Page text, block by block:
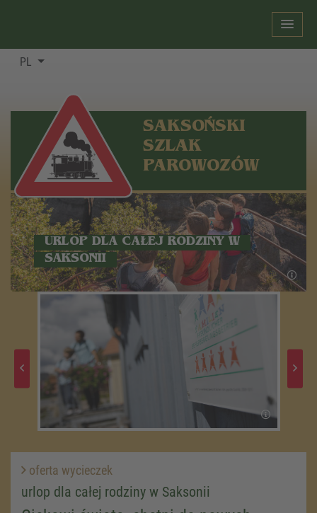
PL
SAKSOŃSKI
SZLAK
PAROWOZÓW
URLOP DLA CAŁEJ RODZINY W
SAKSONII
oferta wycieczek
urlop dla całej rodziny w Saksonii